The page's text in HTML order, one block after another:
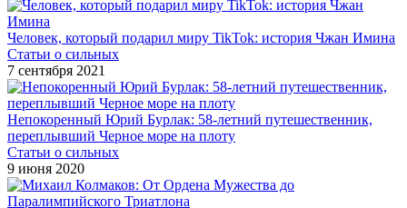
Человек, который подарил миру TikTok: история Чжан Имина
Статьи о сильных
7 сентября 2021
Непокоренный Юрий Бурлак: 58-летний путешественник,
переплывший Черное море на плоту
Статьи о сильных
9 июня 2020